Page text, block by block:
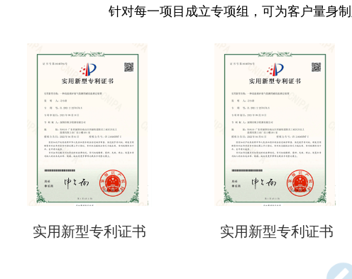
- EMC测试（电磁兼容性，如传导骚扰、辐射骚扰）。
- FCC ID（适用于Certification类产品）：需提交申请表、授权信（
- 符合性声明（DoC）：制造商签署的文件，声明产品符合FCC规则
- 产品内外标签设计图（需显示FCC标志及ID）。
- 部分产品需提供天线规格书或软件控制说明。
- 认证流程：选择认证方式→实验室测试→提交申请→获取FCC ID/
针对每一项目成立专项组，可为客户量身
实用新型专利证书 实用新型专利证书